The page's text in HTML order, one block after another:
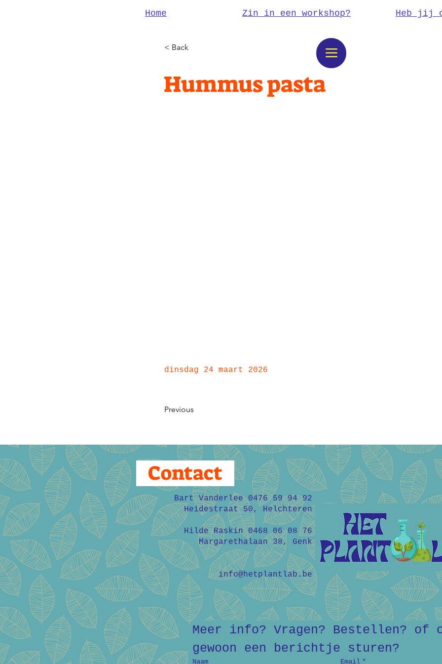
Home Zin in een workshop? Heb jij
< Back
Hummus pasta
dinsdag 24 maart 2026
Previous
Bart Vanderlee 0476 59 94 92
Heidestraat 50, Helchteren
Hilde Raskin 0468 06 08 76
Margarethalaan 38, Genk
info@hetplantlab.be
Contact
Meer info? Vragen? Bestellen? of
gewoon een berichtje sturen?
Naam Email *